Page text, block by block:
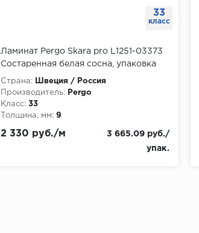
33
класс
Ламинат Pergo Skara pro L1251-03373
Состаренная белая сосна, упаковка
1.573 м
Страна:
Швеция / Россия
Производитель:
Pergo
Класс: 33
Толщина, мм: 9
2 330 руб./м
3 665.09 руб./
упак.